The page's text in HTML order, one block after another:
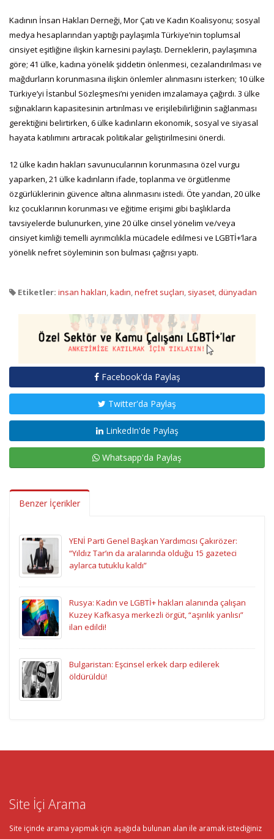
Kadının İnsan Hakları Derneği, Mor Çatı ve Kadın Koalisyonu; sosyal
medya hesaplarından yaptığı paylaşımla Türkiye’nin toplumsal
cinsiyet eşitliğine ilişkin karnesini paylaştı. Derneklerin, paylaşımına
göre; 41 ülke, kadına yönelik şiddetin önlenmesi, cezalandırılması ve
mağdurların korunmasına ilişkin önlemler alınmasını isterken; 10 ülke
Türkiye’yi İstanbul Sözleşmesi’ni yeniden imzalamaya çağırdı. 3 ülke
sığınakların kapasitesinin artırılması ve erişilebilirliğinin sağlanması
gerektiğini belirtirken, 6 ülke kadınların ekonomik, sosyal ve siyasal
hayata katılımını artıracak politikalar geliştirilmesini önerdi.
12 ülke kadın hakları savunucularının korunmasına özel vurgu
yaparken, 21 ülke kadınların ifade, toplanma ve örgütlenme
özgürlüklerinin güvence altına alınmasını istedi. Öte yandan, 20 ülke
kız çocuklarının korunması ve eğitime erişimi gibi başlıklarda
tavsiyelerde bulunurken, yine 20 ülke cinsel yönelim ve/veya
cinsiyet kimliği temelli ayrımcılıkla mücadele edilmesi ve LGBTİ+’lara
yönelik nefret söyleminin son bulması çağrısı yaptı.
Etiketler: insan hakları,kadın,nefret suçları, siyaset,dünyadan
Facebook'da Paylaş
Twitter'da Paylaş
LinkedIn'de Paylaş
Whatsapp'da Paylaş
Benzer İçerikler
YENİ Parti Genel Başkan Yardımcısı Çakırözer:
“Yıldız Tar’ın da aralarında olduğu 15 gazeteci
aylarca tutuklu kaldı”
Rusya: Kadın ve LGBTİ+ hakları alanında çalışan
Kuzey Kafkasya merkezli örgüt, “aşırılık yanlısı”
ilan edildi!
Bulgaristan: Eşcinsel erkek darp edilerek
öldürüldü!
Site İçi Arama
Site içinde arama yapmak için aşağıda bulunan alan ile aramak istediğiniz